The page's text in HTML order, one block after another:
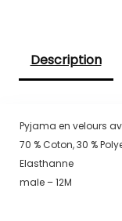
Description
Pyjama en velours
70 % Coton, 30 %
Elasthanne
male – 12M